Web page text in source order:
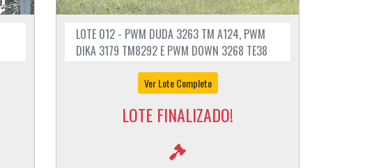
LOTE 012 - PWM DUDA 3263 TM A124, PWM
DIKA 3179 TM8292 E PWM DOWN 3268 TE38
Ver Lote Completo
LOTE FINALIZADO!